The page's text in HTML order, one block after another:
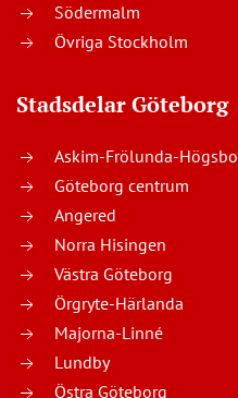
Södermalm
Övriga Stockholm
Stadsdelar Göteborg
Askim-Frölunda-Högsbo
Göteborg centrum
Angered
Norra Hisingen
Västra Göteborg
Örgryte-Härlanda
Majorna-Linné
Lundby
Östra Göteborg